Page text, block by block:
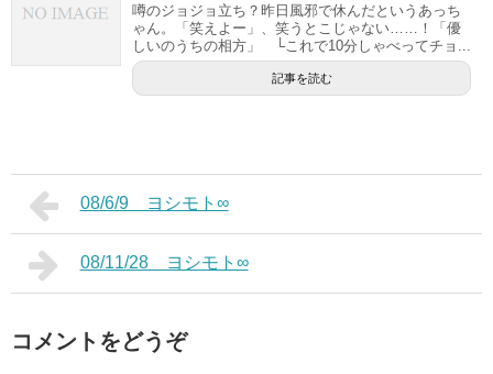
噂のジョジョ立ち？昨日風邪で休んだというあっち
ゃん。「笑えよー」、笑うとこじゃない……！「優
しいのうちの相方」 └これで10分しゃべってチョ...
記事を読む
08/6/9 ヨシモト∞
08/11/28 ヨシモト∞
コメントをどうぞ